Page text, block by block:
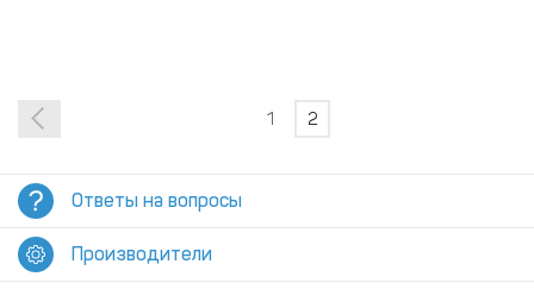
1 2
Ответы на вопросы
Производители